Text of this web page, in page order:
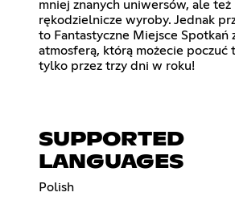
mniej znanych uniwersów, ale
rękodzielnicze wyroby. Jednak
to Fantastyczne Miejsce Spotkań
atmosferą, którą możecie poczuć
tylko przez trzy dni w roku!
SUPPORTED
LANGUAGES
Polish